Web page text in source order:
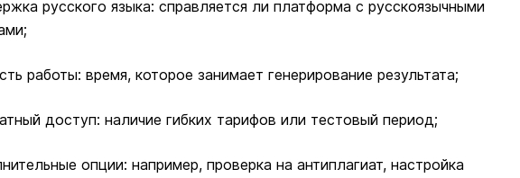
русского языка: справляется ли платформа с русскоязычными
работы: время, которое занимает генерирование результата;
доступ: наличие гибких тарифов или тестовый период;
опции: например, проверка на антиплагиат, настройка